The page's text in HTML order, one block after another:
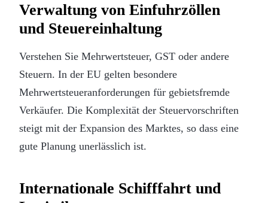
Verwaltung von Einfuhrzöllen
und Steuereinhaltung
Verstehen Sie Mehrwertsteuer, GST oder andere
Steuern. In der EU gelten besondere
Mehrwertsteueranforderungen für gebietsfremde
Verkäufer. Die Komplexität der Steuervorschriften
steigt mit der Expansion des Marktes, so dass eine
gute Planung unerlässlich ist.
Internationale Schifffahrt und